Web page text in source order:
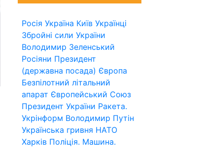
Росія Україна Київ Українці
Збройні сили України
Володимир Зеленський
Росіяни Президент
(державна посада) Європа
Безпілотний літальний
апарат Європейський Союз
Президент України Ракета.
Укрінформ Володимир Путін
Українська гривня НАТО
Харків Поліція. Машина.